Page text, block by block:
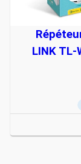
LINK TL-